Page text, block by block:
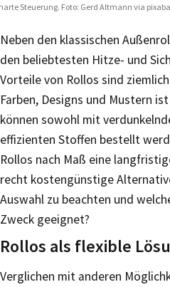
Steuerung. Foto: Gerd Altmann via
Neben den klassischen
den beliebtesten Hitze- und
Vorteile von Rollos sind
Farben, Designs und Mustern
können sowohl mit
effizienten Stoffen bestellt
Rollos nach Maß eine
recht kostengünstige
Auswahl zu beachten und
Zweck geeignet?
Rollos als flexible
Verglichen mit anderen